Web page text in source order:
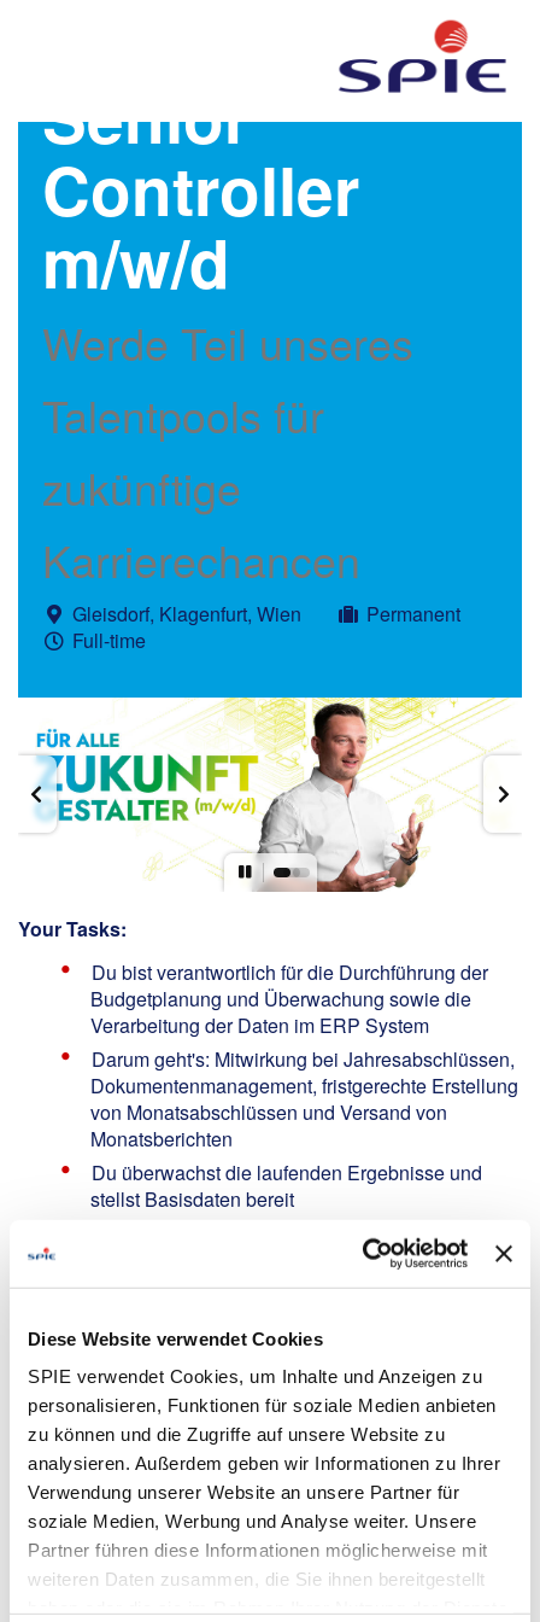
Diese Website verwendet Cookies
SPIE verwendet Cookies, um Inhalte und Anzeigen zu
personalisieren, Funktionen für soziale Medien anbieten
zu können und die Zugriffe auf unsere Website zu
analysieren. Außerdem geben wir Informationen zu Ihrer
Verwendung unserer Website an unsere Partner für
soziale Medien, Werbung und Analyse weiter. Unsere
Partner führen diese Informationen möglicherweise mit
weiteren Daten zusammen, die Sie ihnen bereitgestellt
Senior
Controller
m/w/d
Werde Teil unseres
Talentpools für
zukünftige
Karrierechancen
Gleisdorf, Klagenfurt, Wien
Permanent
Full-time
Your Tasks:
Du bist verantwortlich für die Durchführung der
Budgetplanung und Überwachung sowie die
Verarbeitung der Daten im ERP System
Darum geht's: Mitwirkung bei Jahresabschlüssen,
Dokumentenmanagement, fristgerechte Erstellung
von Monatsabschlüssen und Versand von
Monatsberichten
Du überwachst die laufenden Ergebnisse und
stellst Basisdaten bereit
Des Weiteren bist du verantwortlich für die Pflege
Kostenrechnungsstammdaten im ERP-System
Vorprüfung der Verträge und Dokumente
Du bist verantwortlich für die Erstellung
der Maßnahmeplanung und begleitest deren
Umsetzung
Außerdem unterstützt du bei der Bewertung von
Projekten in kaufmännischer Hinsicht
Bei Neueintritten schulst du die Mitarbeiter
Du erstellst Analysen, Berichte und
Entscheidungsvorlagen für Führungskräfte